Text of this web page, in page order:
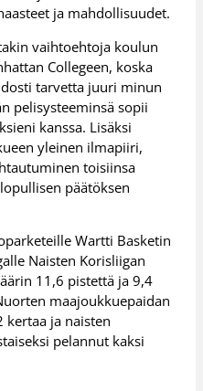
ja mahdollisuudet.
vaihtoehtoja koulun
Collegeen, koska
tarvetta juuri minun
pelisysteeminsä sopii
kanssa. Lisäksi
yleinen ilmapiiri,
toisiinsa
päätöksen
Wartti Basketin
Naisten Korisliigan
11,6 pistettä ja 9,4
maajoukkuepaidan
kertaa ja naisten
pelannut kaksi